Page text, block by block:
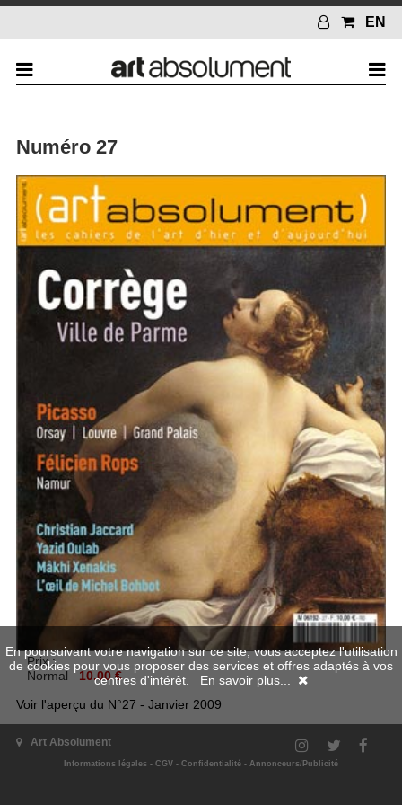
EN
Numéro 27
Prix :
Normal
10.00 €
Voir l'aperçu du N°27 - Janvier 2009
Aperçu en numérique
Art Absolument
Informations légales - CGV - Confidentialité - Annonceurs/Publicité
En poursuivant votre navigation sur ce site, vous acceptez l'utilisation
de cookies pour vous proposer des services et offres adaptés à vos
centres d'intérêt. En savoir plus...